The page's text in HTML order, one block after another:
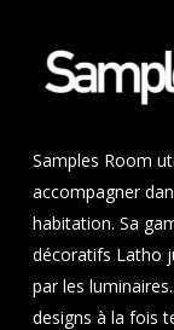
Samples Room
accompagner
habitation. Sa
décoratifs Latho
par les
designs à la fois